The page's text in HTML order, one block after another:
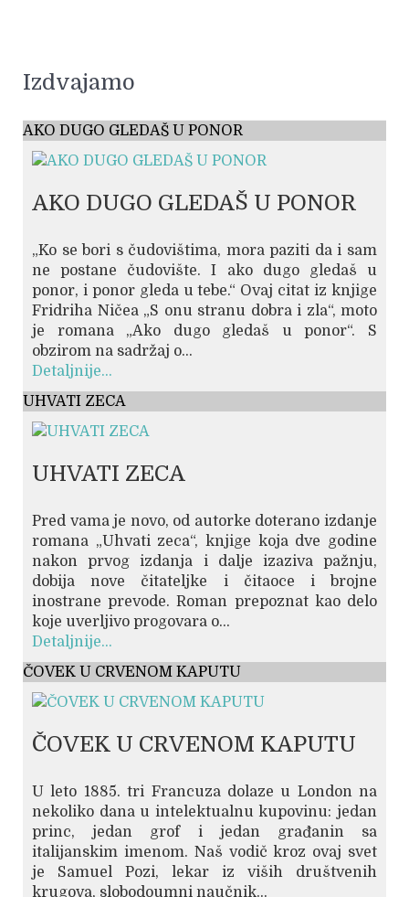
Izdvajamo
AKO DUGO GLEDAŠ U PONOR
AKO DUGO GLEDAŠ U PONOR
„Ko se bori s čudovištima, mora paziti da i sam
ne postane čudovište. I ako dugo gledaš u
ponor, i ponor gleda u tebe.“ Ovaj citat iz knjige
Fridriha Ničea „S onu stranu dobra i zla“, moto
je romana „Ako dugo gledaš u ponor“. S
obzirom na sadržaj o...
Detaljnije...
UHVATI ZECA
UHVATI ZECA
Pred vama je novo, od autorke doterano izdanje
romana „Uhvati zeca“, knjige koja dve godine
nakon prvog izdanja i dalje izaziva pažnju,
dobija nove čitateljke i čitaoce i brojne
inostrane prevode. Roman prepoznat kao delo
koje uverljivo progovara o...
Detaljnije...
ČOVEK U CRVENOM KAPUTU
ČOVEK U CRVENOM KAPUTU
U leto 1885. tri Francuza dolaze u London na
nekoliko dana u intelektualnu kupovinu: jedan
princ, jedan grof i jedan građanin sa
italijanskim imenom. Naš vodič kroz ovaj svet
je Samuel Pozi, lekar iz viših društvenih
krugova, slobodoumni naučnik...